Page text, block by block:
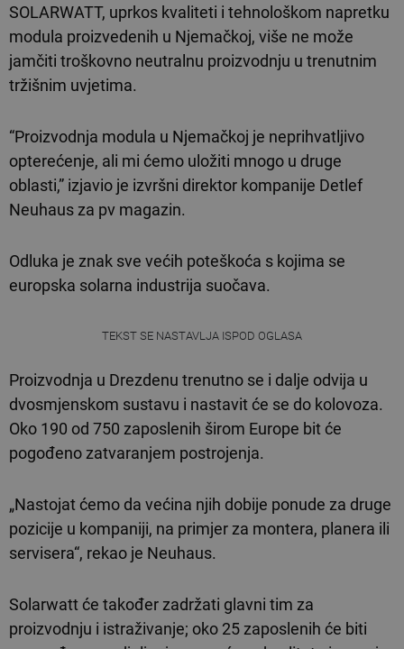
SOLARWATT, uprkos kvaliteti i tehnološkom napretku
modula proizvedenih u Njemačkoj, više ne može
jamčiti troškovno neutralnu proizvodnju u trenutnim
tržišnim uvjetima.
“Proizvodnja modula u Njemačkoj je neprihvatljivo
opterećenje, ali mi ćemo uložiti mnogo u druge
oblasti,” izjavio je izvršni direktor kompanije Detlef
Neuhaus za pv magazin.
Odluka je znak sve većih poteškoća s kojima se
europska solarna industrija suočava.
TEKST SE NASTAVLJA ISPOD OGLASA
Proizvodnja u Drezdenu trenutno se i dalje odvija u
dvosmjenskom sustavu i nastavit će se do kolovoza.
Oko 190 od 750 zaposlenih širom Europe bit će
pogođeno zatvaranjem postrojenja.
„Nastojat ćemo da većina njih dobije ponude za druge
pozicije u kompaniji, na primjer za montera, planera ili
servisera“, rekao je Neuhaus.
Solarwatt će također zadržati glavni tim za
proizvodnju i istraživanje; oko 25 zaposlenih će biti